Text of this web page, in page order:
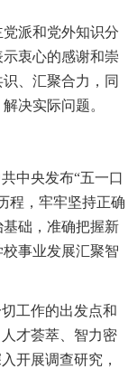
派和党外知识分
衷心的感谢和崇
、汇聚合力，同
决实际问题。
中央发布“五一口
程，牢牢坚持正确
础，准确把握新
事业发展汇聚智
工作的出发点和
才荟萃、智力密
开展调查研究，